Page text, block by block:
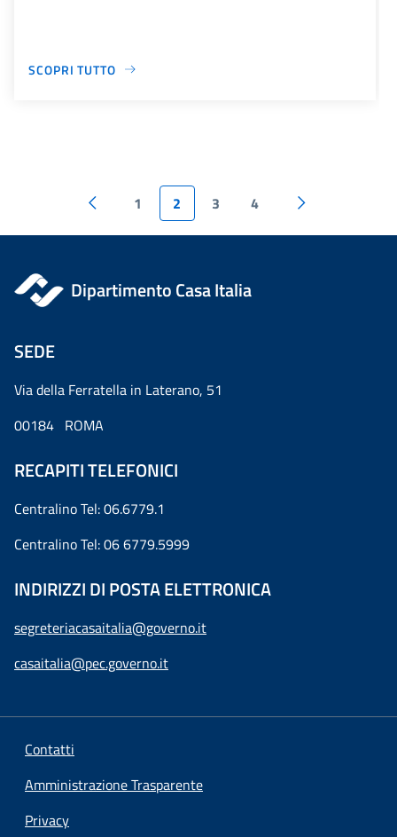
SCOPRI TUTTO
1 2 3 4
Dipartimento Casa Italia
SEDE
Via della Ferratella in Laterano, 51
00184 ROMA
RECAPITI TELEFONICI
Centralino Tel: 06.6779.1
Centralino Tel: 06 6779.5999
INDIRIZZI DI POSTA ELETTRONICA
segreteriacasaitalia@governo.it
casaitalia@pec.governo.it
Contatti
Amministrazione Trasparente
Privacy